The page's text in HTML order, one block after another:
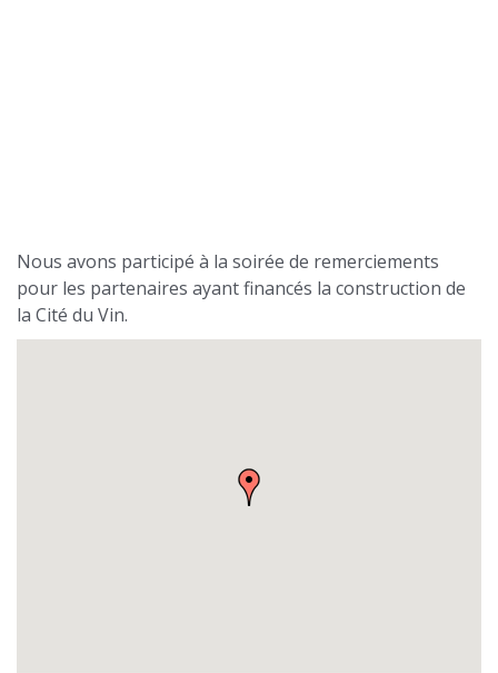
Nous avons participé à la soirée de remerciements
pour les partenaires ayant financés la construction de
la Cité du Vin.